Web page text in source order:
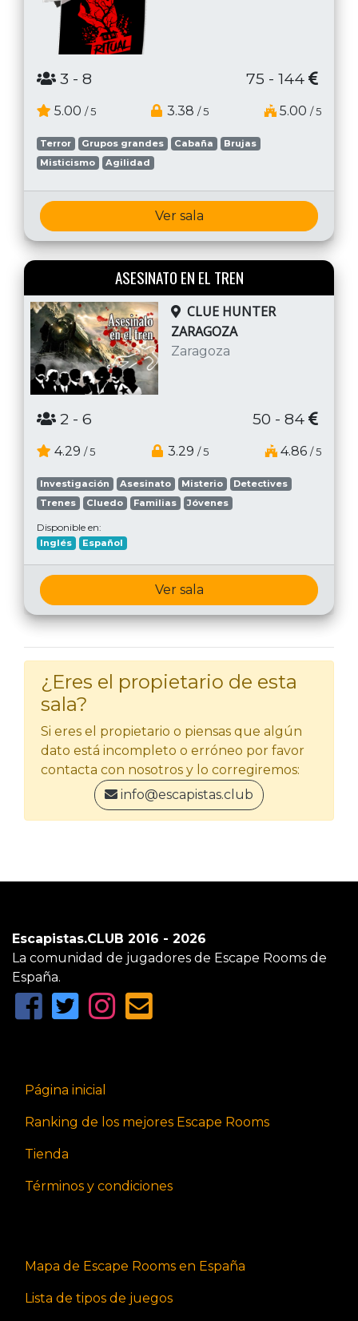
3 - 8 75 - 144
5.00 / 5 3.38 / 5 5.00 / 5
Terror Grupos grandes Cabaña
Brujas
Misticismo
Agilidad
Ver sala
ASESINATO EN EL TREN
CLUE HUNTER
ZARAGOZA
Zaragoza
2 - 6 50 - 84
4.29 / 5 3.29 / 5 4.86 / 5
Investigación Asesinato Misterio
Detectives
Trenes
Cluedo Familias Jóvenes
Disponible en:
Inglés Español
Ver sala
¿Eres el propietario de esta
sala?
Si eres el propietario o piensas que algún
dato está incompleto o erróneo por favor
contacta con nosotros y lo corregiremos:
info@escapistas.club
Escapistas.CLUB 2016 - 2026
La comunidad de jugadores de Escape Rooms de
España.
Página inicial
Ranking de los mejores Escape Rooms
Tienda
Términos y condiciones
Mapa de Escape Rooms en España
Lista de tipos de juegos